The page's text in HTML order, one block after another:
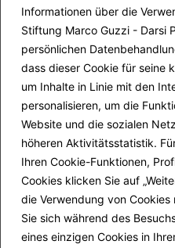
Informationen über die
Stiftung Marco Guzzi - Darsi
persönlichen
dass dieser Cookie für seine
um Inhalte in Linie mit den
personalisieren, um die
Website und die sozialen
höheren Aktivitätsstatistik.
Ihren Cookie-Funktionen,
Cookies klicken Sie auf
die Verwendung von
Sie sich während des
eines einzigen Cookies in
Site map
Redaktions-Login
Kontakte
Cookie